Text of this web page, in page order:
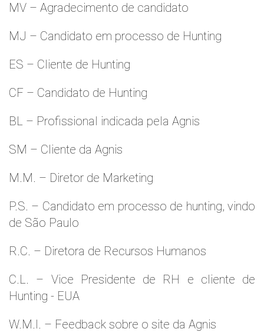
MV – Agradecimento de candidato
MJ – Candidato em processo de Hunting
ES – Cliente de Hunting
CF – Candidato de Hunting
BL – Profissional indicada pela Agnis
SM – Cliente da Agnis
M.M. – Diretor de Marketing
P.S. – Candidato em processo de hunting, vindo
de São Paulo
R.C. – Diretora de Recursos Humanos
C.L. – Vice Presidente de RH e cliente de
Hunting - EUA
W.M.l. – Feedback sobre o site da Agnis